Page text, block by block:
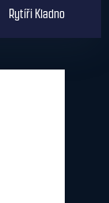
Rytíři Kladno